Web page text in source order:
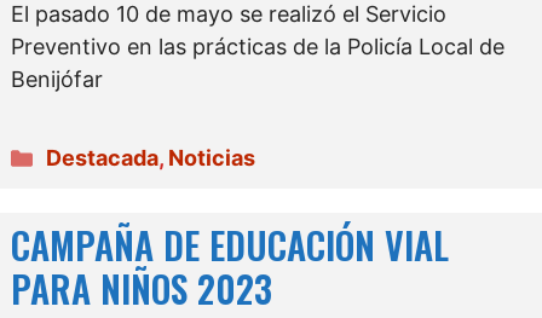
El pasado 10 de mayo se realizó el Servicio
Preventivo en las prácticas de la Policía Local de
Benijófar
Categorías
Destacada, Noticias
CAMPAÑA DE EDUCACIÓN VIAL
PARA NIÑOS 2023